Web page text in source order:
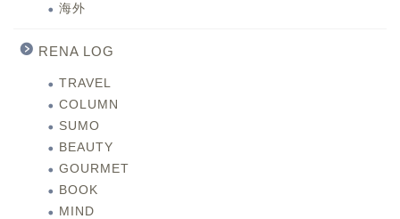
海外
RENA LOG
TRAVEL
COLUMN
SUMO
BEAUTY
GOURMET
BOOK
MIND